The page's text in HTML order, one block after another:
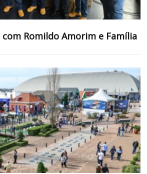
Romildo Amorim e Família